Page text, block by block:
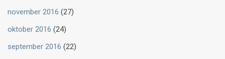
november 2016 (27)
oktober 2016 (24)
september 2016 (22)